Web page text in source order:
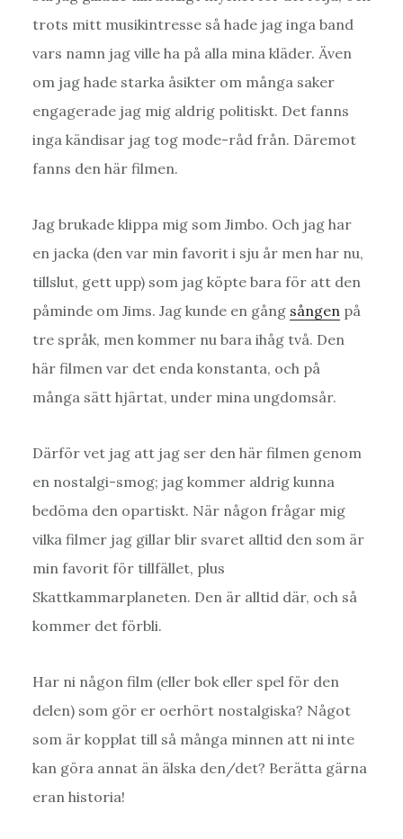
trots mitt musikintresse så hade jag inga band
vars namn jag ville ha på alla mina kläder. Även
om jag hade starka åsikter om många saker
engagerade jag mig aldrig politiskt. Det fanns
inga kändisar jag tog mode-råd från. Däremot
fanns den här filmen.
Jag brukade klippa mig som Jimbo. Och jag har
en jacka (den var min favorit i sju år men har nu,
tillslut, gett upp) som jag köpte bara för att den
påminde om Jims. Jag kunde en gång sången på
tre språk, men kommer nu bara ihåg två. Den
här filmen var det enda konstanta, och på
många sätt hjärtat, under mina ungdomsår.
Därför vet jag att jag ser den här filmen genom
en nostalgi-smog; jag kommer aldrig kunna
bedöma den opartiskt. När någon frågar mig
vilka filmer jag gillar blir svaret alltid den som är
min favorit för tillfället, plus
Skattkammarplaneten. Den är alltid där, och så
kommer det förbli.
Har ni någon film (eller bok eller spel för den
delen) som gör er oerhört nostalgiska? Något
som är kopplat till så många minnen att ni inte
kan göra annat än älska den/det? Berätta gärna
eran historia!